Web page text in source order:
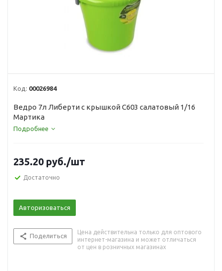
Код: 00026984
Ведро 7л Либерти с крышкой С603 салатовый 1/16
Мартика
Подробнее
235.20 руб./шт
Достаточно
Авторизоваться
Поделиться
Цена действительна только для оптового
интернет-магазина и может отличаться
от цен в розничных магазинах